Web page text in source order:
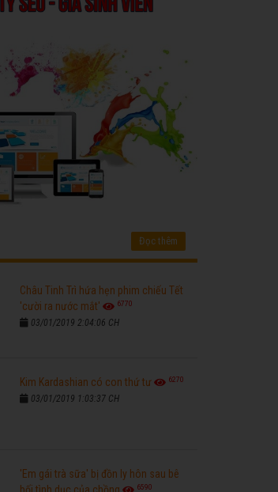
Đọc thêm
Châu Tinh Trì hứa hẹn phim chiếu Tết
'cười ra nước mắt'
6770
03/01/2019 2:04:06 CH
Kim Kardashian có con thứ tư 6270
03/01/2019 1:03:37 CH
'Em gái trà sữa' bị đồn ly hôn sau bê
6590